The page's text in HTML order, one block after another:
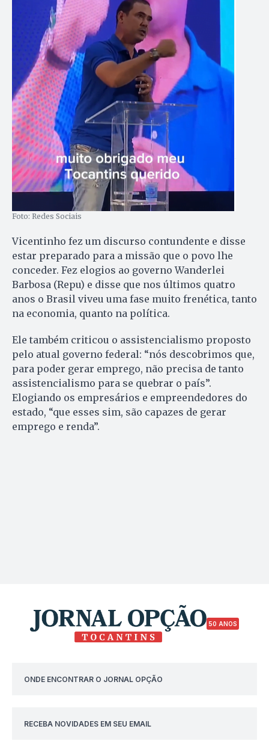
Foto: Redes Sociais
Vicentinho fez um discurso contundente e disse
estar preparado para a missão que o povo lhe
conceder. Fez elogios ao governo Wanderlei
Barbosa (Repu) e disse que nos últimos quatro
anos o Brasil viveu uma fase muito frenética, tanto
na economia, quanto na política.
Ele também criticou o assistencialismo proposto
pelo atual governo federal: “nós descobrimos que,
para poder gerar emprego, não precisa de tanto
assistencialismo para se quebrar o país”.
Elogiando os empresários e empreendedores do
estado, “que esses sim, são capazes de gerar
emprego e renda”.
50 ANOS
ONDE ENCONTRAR O JORNAL OPÇÃO
RECEBA NOVIDADES EM SEU EMAIL